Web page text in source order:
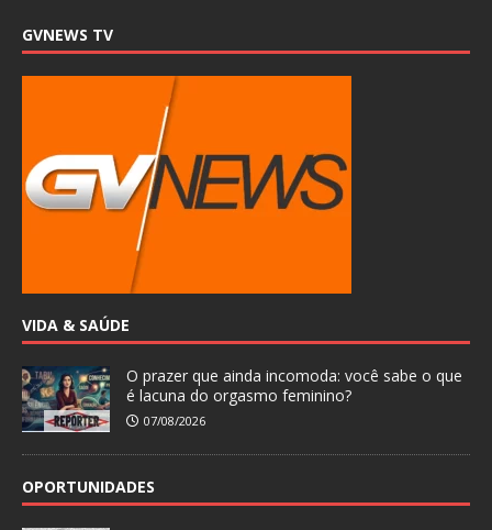
GVNEWS TV
VIDA & SAÚDE
O prazer que ainda incomoda: você sabe o que
é lacuna do orgasmo feminino?
07/08/2026
OPORTUNIDADES